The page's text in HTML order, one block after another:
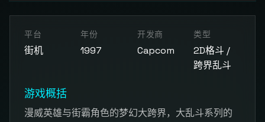
开始游戏
点击按钮加载游戏模拟器
平台
街机
年份
1997
开发商
Capcom
类型
2D格斗 /
跨界乱斗
游戏概括
漫威英雄与街霸角色的梦幻大跨界，大乱斗系列的